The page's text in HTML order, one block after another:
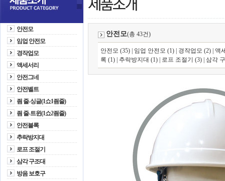
안전모
임업 안전모
경작업모
액세서리
안전그네
안전벨트
죔 줄-싱글(1쇼1죔줄)
죔 줄-트윈(1쇼2죔줄)
안전블록
추락방지대
로프 조절기
삼각 구조대
방음 보호구
안전모(총 43건)
안전모 (35)| 임업 안전모 (1)| 경작업모 (2)| 액
록 (1)| 추락방지대 (1)| 로프 조절기 (3)| 삼각